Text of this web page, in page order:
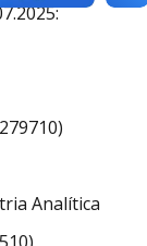
Analítica